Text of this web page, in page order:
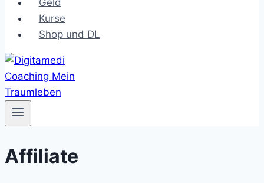
Geld
Kurse
Shop und DL
Affiliate